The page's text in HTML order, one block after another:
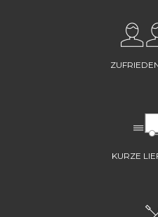
KURZE